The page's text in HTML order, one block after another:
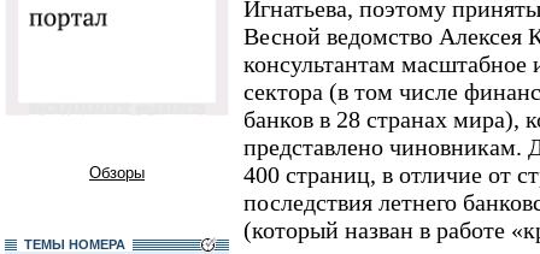
Обзоры
ТЕМЫ НОМЕРА
Игнатьева, поэтому
Весной ведомство Алексея
консультантам масштабное
сектора (в том числе
банков в 28 странах мира),
представлено
400 страниц, в отличие от
последствия летнего
(который назван в работе